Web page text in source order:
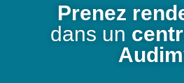
Prenez
dans un